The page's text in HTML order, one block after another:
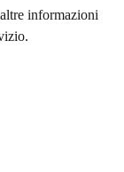
informazioni